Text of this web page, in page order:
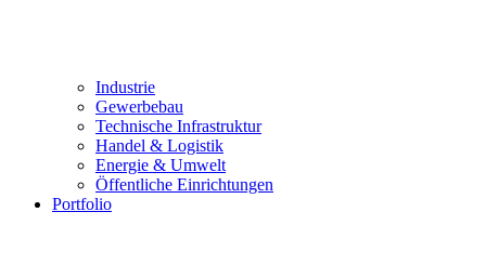
Industrie
Gewerbebau
Technische Infrastruktur
Handel & Logistik
Energie & Umwelt
Öffentliche Einrichtungen
Portfolio